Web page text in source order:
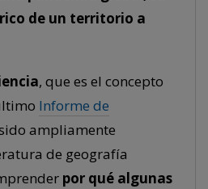
de un territorio a
, que es el concepto
Informe de
ampliamente
de geografía
por qué algunas